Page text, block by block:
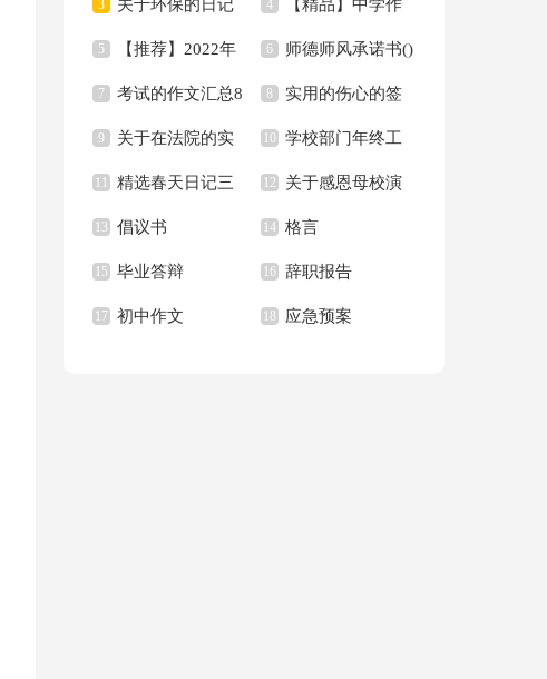
的演讲稿三篇
3 关于环保的日记
15篇
4 【精品】中学作
文汇编7篇
5 【推荐】2022年
人生格言警句汇编97
句
6 师德师风承诺书()
7 考试的作文汇总8
篇
8 实用的伤心的签
名锦集35句
9 关于在法院的实
习报告范文汇总八篇
10 学校部门年终工
作总结
11 精选春天日记三
篇
12 关于感恩母校演
讲稿汇总八篇
13 倡议书 14 格言
15 毕业答辩 16 辞职报告
17 初中作文 18 应急预案